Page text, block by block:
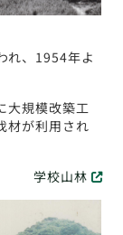
れ、1954年よ
大規模改築工
材が利用され
学校山林